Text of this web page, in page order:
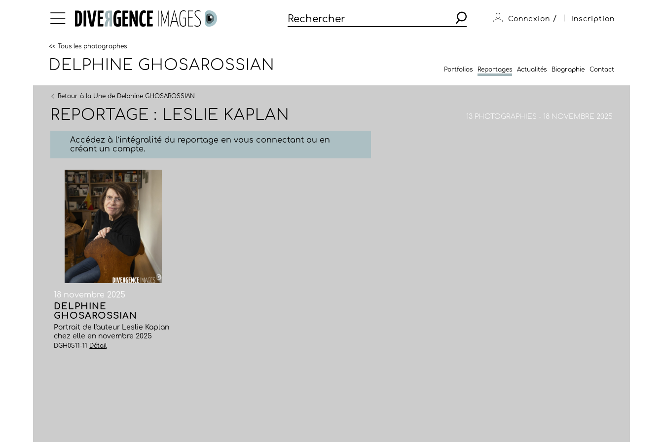
Connexion / Inscription
<< Tous les photographes
DELPHINE GHOSAROSSIAN Portfolios Reportages Actualités Biographie Contact
Retour à la Une de Delphine GHOSAROSSIAN
REPORTAGE : LESLIE KAPLAN 13 PHOTOGRAPHIES - 18 NOVEMBRE 2025
Accédez à l’intégralité du reportage en vous connectant ou en
créant un compte.
18 novembre 2025
DELPHINE
GHOSAROSSIAN
Portrait de l'auteur Leslie Kaplan
chez elle en novembre 2025
DGH0511-11 Détail